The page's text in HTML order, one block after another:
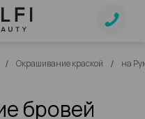
/ Окрашивание краской / на
бровей